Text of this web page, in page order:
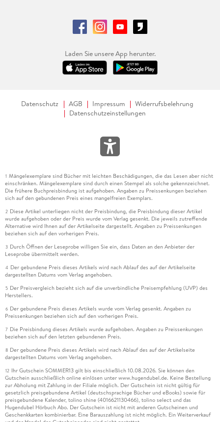
Laden Sie unsere App herunter.
Datenschutz AGB Impressum
Widerrufsbelehrung
Datenschutzeinstellungen
1 Mängelexemplare sind Bücher mit leichten Beschädigungen, die das Lesen aber nicht
einschränken. Mängelexemplare sind durch einen Stempel als solche gekennzeichnet.
Die frühere Buchpreisbindung ist aufgehoben. Angaben zu Preissenkungen beziehen
sich auf den gebundenen Preis eines mangelfreien Exemplars.
2 Diese Artikel unterliegen nicht der Preisbindung, die Preisbindung dieser Artikel
wurde aufgehoben oder der Preis wurde vom Verlag gesenkt. Die jeweils zutreffende
Alternative wird Ihnen auf der Artikelseite dargestellt. Angaben zu Preissenkungen
beziehen sich auf den vorherigen Preis.
3 Durch Öffnen der Leseprobe willigen Sie ein, dass Daten an den Anbieter der
Leseprobe übermittelt werden.
4 Der gebundene Preis dieses Artikels wird nach Ablauf des auf der Artikelseite
dargestellten Datums vom Verlag angehoben.
5 Der Preisvergleich bezieht sich auf die unverbindliche Preisempfehlung (UVP) des
Herstellers.
6 Der gebundene Preis dieses Artikels wurde vom Verlag gesenkt. Angaben zu
Preissenkungen beziehen sich auf den vorherigen Preis.
7 Die Preisbindung dieses Artikels wurde aufgehoben. Angaben zu Preissenkungen
beziehen sich auf den letzten gebundenen Preis.
8 Der gebundene Preis dieses Artikels wird nach Ablauf des auf der Artikelseite
dargestellten Datums vom Verlag angehoben.
12 Ihr Gutschein SOMMER13 gilt bis einschließlich 10.08.2026. Sie können den
Gutschein ausschließlich online einlösen unter www.hugendubel.de. Keine Bestellung
zur Abholung mit Zahlung in der Filiale möglich. Der Gutschein ist nicht gültig für
gesetzlich preisgebundene Artikel (deutschsprachige Bücher und eBooks) sowie für
preisgebundene Kalender, tolino shine (4016621130466), tolino select und das
Hugendubel Hörbuch Abo. Der Gutschein ist nicht mit anderen Gutscheinen und
Geschenkkarten kombinierbar. Eine Barauszahlung ist nicht möglich. Ein Weiterverkauf